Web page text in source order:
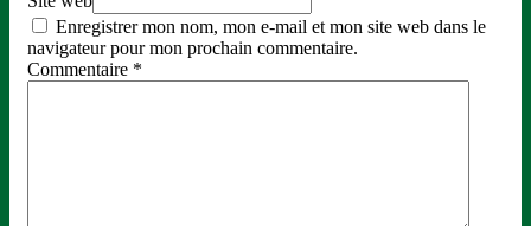
Enregistrer mon nom, mon e-mail et mon site web dans le
navigateur pour mon prochain commentaire.
Commentaire *